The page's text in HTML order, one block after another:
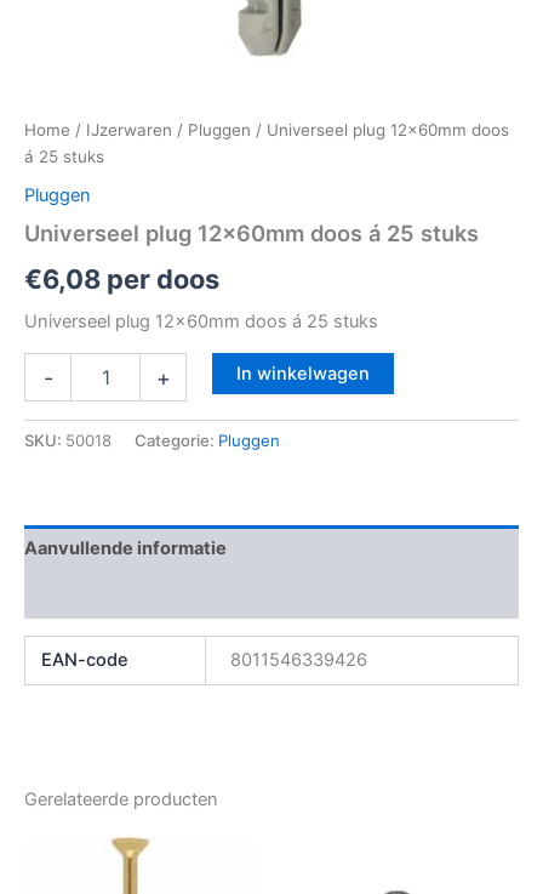
Home / IJzerwaren / Pluggen / Universeel plug 12x60mm doos
á 25 stuks
Pluggen
Universeel plug 12x60mm doos á 25 stuks
€6,08 per doos
Universeel plug 12x60mm doos á 25 stuks
- + In winkelwagen
SKU: 50018 Categorie: Pluggen
Aanvullende informatie
EAN-code 8011546339426
Gerelateerde producten